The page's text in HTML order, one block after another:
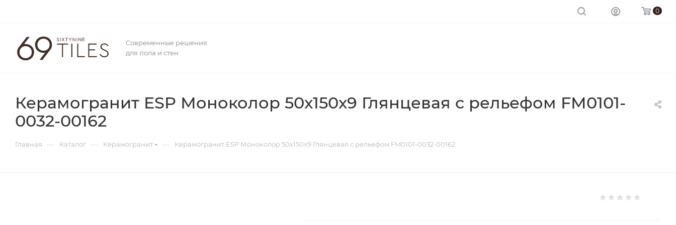
0
Современные решения
для пола и стен
Керамогранит ESP Моноколор 50х150х9 Глянцевая с рельефом FM0101-
0032-00162
Главная — Каталог — Керамогранит — Керамогранит ESP Моноколор 50х150х9 Глянцевая с рельефом FM0101-0032-00162